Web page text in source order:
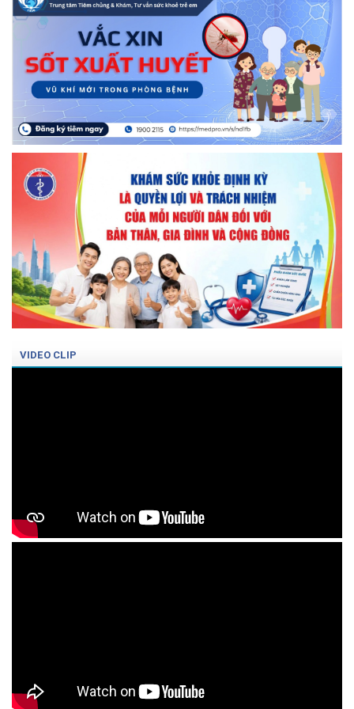
VIDEO CLIP